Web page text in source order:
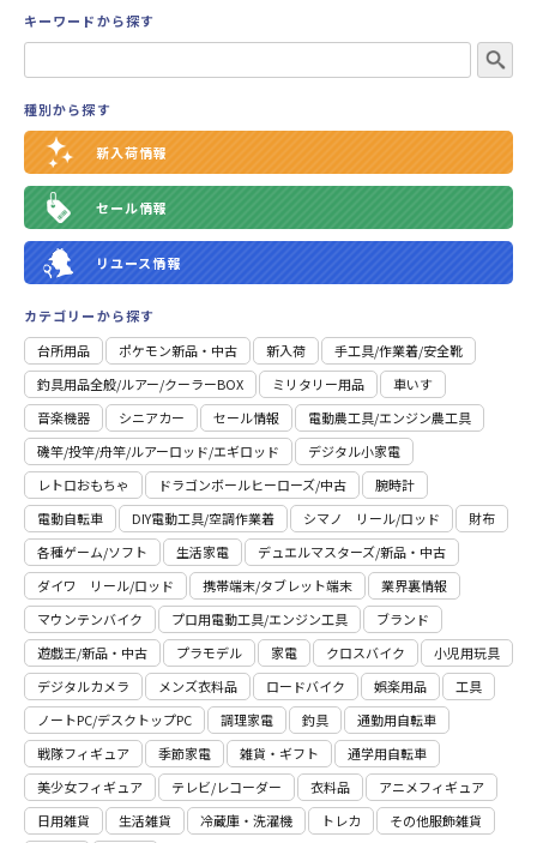
キーワードから探す
種別から探す
新入荷情報
セール情報
リユース情報
カテゴリーから探す
台所用品
ポケモン新品・中古 新入荷
⼿⼯具/作業着/安全靴
釣具用品全般/ルアー/クーラーBOX
ミリタリー用品
車いす
音楽機器
シニアカー セール情報
電動農工具/エンジン農工具
磯竿/投竿/舟竿/ルアーロッド/エギロッド
デジタル小家電
レトロおもちゃ
ドラゴンボールヒーローズ/中古
腕時計
電動自転車
DIY電動工具/空調作業着 シマノ リール/ロッド
財布
各種ゲーム/ソフト
生活家電
デュエルマスターズ/新品・中古
ダイワ リール/ロッド
携帯端末/タブレット端末
業界裏情報
マウンテンバイク
プロ用電動⼯具/エンジン⼯具
ブランド
遊戯王/新品・中古
プラモデル 家電 クロスバイク
小児用玩具
デジタルカメラ
メンズ衣料品 ロードバイク 娯楽用品
工具
ノートPC/デスクトップPC
調理家電 釣具
通勤用自転車
戦隊フィギュア
季節家電 雑貨・ギフト
通学用自転車
美少女フィギュア
テレビ/レコーダー 衣料品
アニメフィギュア
日用雑貨
⽣活雑貨 冷蔵庫・洗濯機 トレカ
その他服飾雑貨